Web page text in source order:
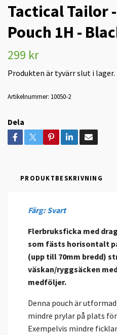
Tactical Tailor
Pouch 1H -
299 kr
Produkten är tyvärr slut i lager.
Artikelnummer: 10050-2
Dela
PRODUKTBESKRIVNING
Färg: Svart
Flerbruksficka med
som fästs horisontalt
(upp till 70mm bredd)
väskan/ryggsäcken
medföljer.
Denna pouch är
mindre prylar på plats
Exempelvis mindre